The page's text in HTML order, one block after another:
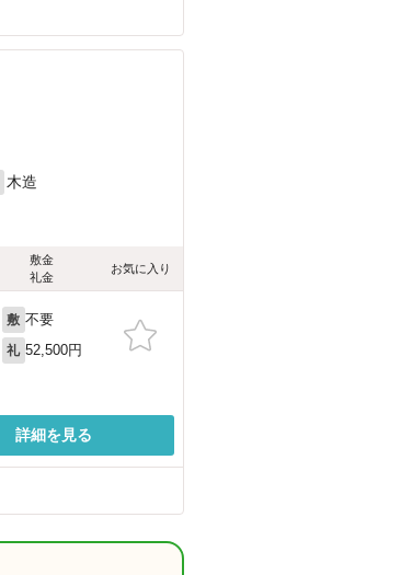
木造
敷金
礼金
お気に入り
敷 不要
礼 52,500円
詳細を見る